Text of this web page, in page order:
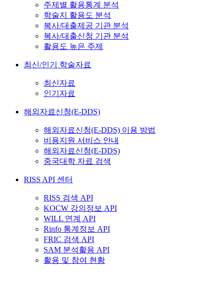
주제별 활용통계 분석
학술지 활용도 분석
복사/대출제공 기관 분석
복사/대출신청 기관 분석
활용도 높은 주제
최신/인기 학술자료
최신자료
인기자료
해외자료신청(E-DDS)
해외자료신청(E-DDS) 이용 방법
비용지원 서비스 안내
해외자료신청(E-DDS)
중국대학 자료 검색
RISS API 센터
RISS 검색 API
KOCW 강의정보 API
WILL 연계 API
Rinfo 통계정보 API
FRIC 검색 API
SAM 분석활용 API
활용 및 참여 현황